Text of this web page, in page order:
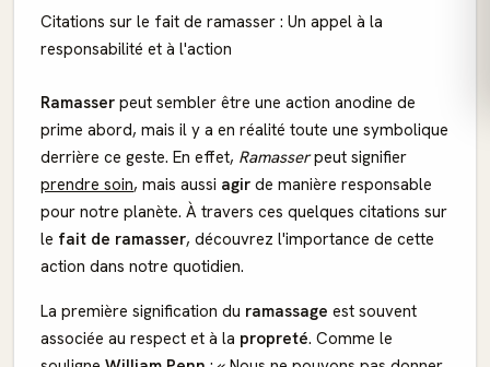
Citations sur le fait de ramasser : Un appel à la
responsabilité et à l'action
Ramasser peut sembler être une action anodine de
prime abord, mais il y a en réalité toute une symbolique
derrière ce geste. En effet, Ramasserpeut signifier
prendre soin, mais aussi agir de manière responsable
pour notre planète. À travers ces quelques citations sur
le fait de ramasser, découvrez l'importance de cette
action dans notre quotidien.
La première signification du ramassage est souvent
associée au respect et à la propreté. Comme le